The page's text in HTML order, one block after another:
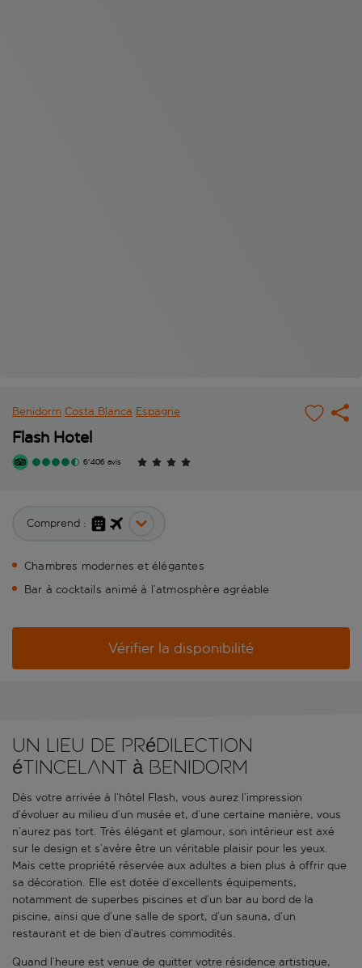
Benidorm Costa Blanca Espagne
Flash Hotel
6'406 avis
Comprend :
Chambres modernes et élégantes
Bar à cocktails animé à l’atmosphère agréable
Vérifier la disponibilité
Un lieu de prédilection
étincelant à Benidorm
Dès votre arrivée à l’hôtel Flash, vous aurez l’impression
d’évoluer au milieu d’un musée et, d’une certaine manière, vous
n’aurez pas tort. Très élégant et glamour, son intérieur est axé
sur le design et s’avère être un véritable plaisir pour les yeux.
Mais cette propriété réservée aux adultes a bien plus à offrir que
sa décoration. Elle est dotée d’excellents équipements,
notamment de superbes piscines et d’un bar au bord de la
piscine, ainsi que d’une salle de sport, d’un sauna, d’un
restaurant et de bien d’autres commodités.
Quand l’heure est venue de quitter votre résidence artistique,